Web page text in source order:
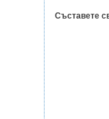
Съставете